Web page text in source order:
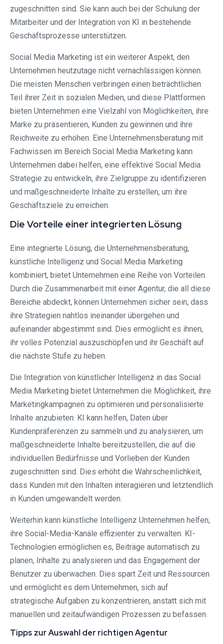
zugeschnitten sind. Sie kann auch bei der Schulung der
Mitarbeiter und der Integration von KI in bestehende
Geschäftsprozesse unterstützen.
Social Media Marketing ist ein weiterer Aspekt, den
Unternehmen heutzutage nicht vernachlässigen können.
Die meisten Menschen verbringen einen beträchtlichen
Teil ihrer Zeit in sozialen Medien, und diese Plattformen
bieten Unternehmen eine Vielzahl von Möglichkeiten, ihre
Marke zu präsentieren, Kunden zu gewinnen und ihre
Reichweite zu erhöhen. Eine Unternehmensberatung mit
Fachwissen im Bereich Social Media Marketing kann
Unternehmen dabei helfen, eine effektive Social Media
Strategie zu entwickeln, ihre Zielgruppe zu identifizieren
und maßgeschneiderte Inhalte zu erstellen, um ihre
Geschäftsziele zu erreichen.
Die Vorteile einer integrierten Lösung
Eine integrierte Lösung, die Unternehmensberatung,
künstliche Intelligenz und Social Media Marketing
kombiniert, bietet Unternehmen eine Reihe von Vorteilen.
Durch die Zusammenarbeit mit einer Agentur, die all diese
Bereiche abdeckt, können Unternehmen sicher sein, dass
ihre Strategien nahtlos ineinander übergehen und
aufeinander abgestimmt sind. Dies ermöglicht es ihnen,
ihr volles Potenzial auszuschöpfen und ihr Geschäft auf
die nächste Stufe zu heben.
Die Integration von künstlicher Intelligenz in das Social
Media Marketing bietet Unternehmen die Möglichkeit, ihre
Marketingkampagnen zu optimieren und personalisierte
Inhalte anzubieten. KI kann helfen, Daten über
Kundenpräferenzen zu sammeln und zu analysieren, um
maßgeschneiderte Inhalte bereitzustellen, die auf die
individuellen Bedürfnisse und Vorlieben der Kunden
zugeschnitten sind. Dies erhöht die Wahrscheinlichkeit,
dass Kunden mit den Inhalten interagieren und letztendlich
in Kunden umgewandelt werden.
Weiterhin kann künstliche Intelligenz Unternehmen helfen,
ihre Social-Media-Kanäle effizienter zu verwalten. KI-
Technologien ermöglichen es, Beiträge automatisch zu
planen, Inhalte zu analysieren und das Engagement der
Benutzer zu überwachen. Dies spart Zeit und Ressourcen
und ermöglicht es dem Unternehmen, sich auf
strategische Aufgaben zu konzentrieren, anstatt sich mit
manuellen und zeitaufwändigen Prozessen zu befassen.
Tipps zur Auswahl der richtigen Agentur